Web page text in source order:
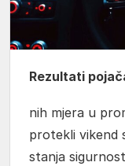
Rezultati
nih mjera u
protekli vikend
stanja